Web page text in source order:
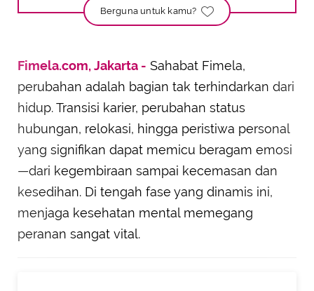
Berguna untuk kamu?
Fimela.com, Jakarta - Sahabat Fimela,
perubahan adalah bagian tak terhindarkan dari
hidup. Transisi karier, perubahan status
hubungan, relokasi, hingga peristiwa personal
yang signifikan dapat memicu beragam emosi
—dari kegembiraan sampai kecemasan dan
kesedihan. Di tengah fase yang dinamis ini,
menjaga kesehatan mental memegang
peranan sangat vital.